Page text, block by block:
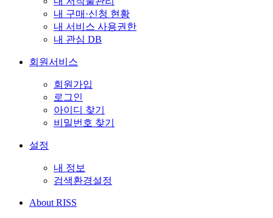
내 구매·신청 현황
내 서비스 사용권한
내 관심 DB
회원서비스
회원가입
로그인
아이디 찾기
비밀번호 찾기
설정
내 정보
검색환경설정
About RISS